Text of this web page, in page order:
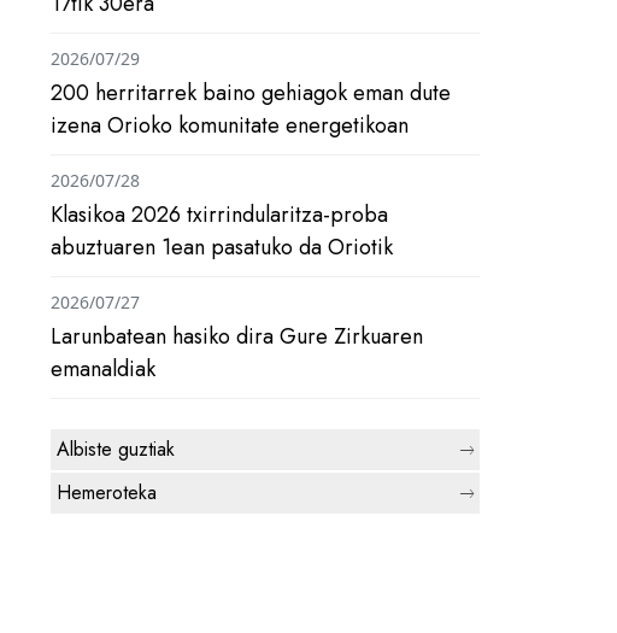
200 herritarrek baino gehiagok eman dute
izena Orioko komunitate energetikoan
2026/07/29
Klasikoa 2026 txirrindularitza-proba
abuztuaren 1ean pasatuko da Oriotik
2026/07/28
Larunbatean hasiko dira Gure Zirkuaren
emanaldiak
2026/07/27
Albiste guztiak
Hemeroteka